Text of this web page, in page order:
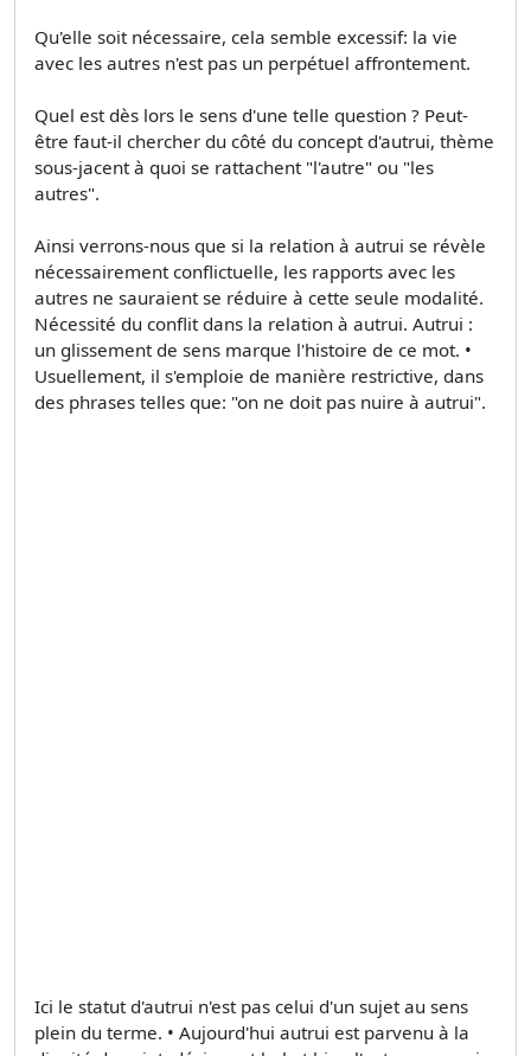
Qu'elle soit nécessaire, cela semble excessif: la vie
avec les autres n'est pas un perpétuel affrontement.
Quel est dès lors le sens d'une telle question ? Peut-
être faut-il chercher du côté du concept d'autrui, thème
sous-jacent à quoi se rattachent "l'autre" ou "les
autres".
Ainsi verrons-nous que si la relation à autrui se révèle
nécessairement conflictuelle, les rapports avec les
autres ne sauraient se réduire à cette seule modalité.
Nécessité du conflit dans la relation à autrui. Autrui :
un glissement de sens marque l'histoire de ce mot. •
Usuellement, il s'emploie de manière restrictive, dans
des phrases telles que: "on ne doit pas nuire à autrui".
Ici le statut d'autrui n'est pas celui d'un sujet au sens
plein du terme. • Aujourd'hui autrui est parvenu à la